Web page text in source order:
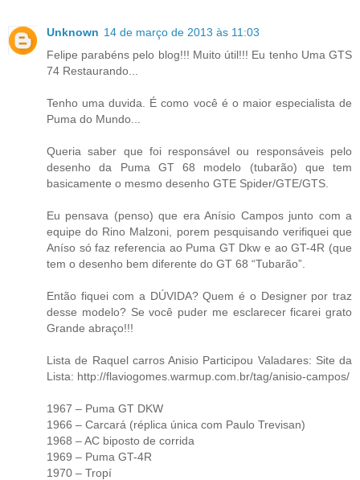
Unknown 14 de março de 2013 às 11:03
Felipe parabéns pelo blog!!! Muito útil!!! Eu tenho Uma GTS
74 Restaurando...
Tenho uma duvida. É como você é o maior especialista de
Puma do Mundo...
Queria saber que foi responsável ou responsáveis pelo
desenho da Puma GT 68 modelo (tubarão) que tem
basicamente o mesmo desenho GTE Spider/GTE/GTS.
Eu pensava (penso) que era Anísio Campos junto com a
equipe do Rino Malzoni, porem pesquisando verifiquei que
Aníso só faz referencia ao Puma GT Dkw e ao GT-4R (que
tem o desenho bem diferente do GT 68 “Tubarão”.
Então fiquei com a DÚVIDA? Quem é o Designer por traz
desse modelo? Se você puder me esclarecer ficarei grato
Grande abraço!!!
Lista de Raquel carros Anisio Participou Valadares: Site da
Lista: http://flaviogomes.warmup.com.br/tag/anisio-campos/
1967 – Puma GT DKW
1966 – Carcará (réplica única com Paulo Trevisan)
1968 – AC biposto de corrida
1969 – Puma GT-4R
1970 – Tropí